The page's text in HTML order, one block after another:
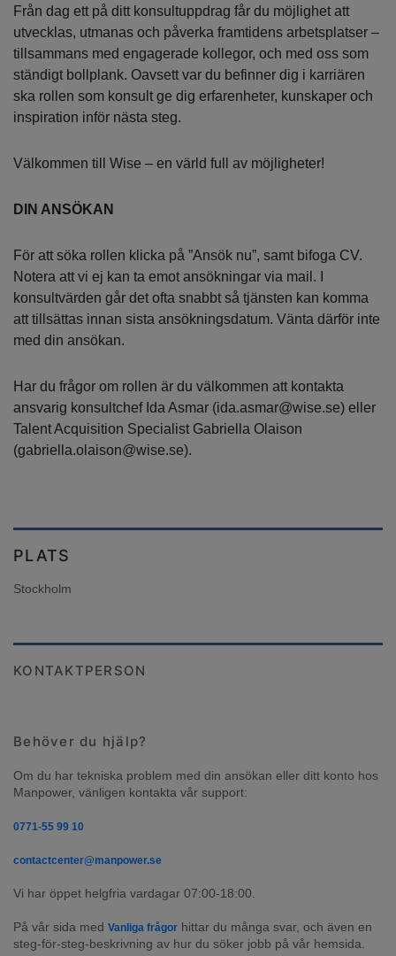
Från dag ett på ditt konsultuppdrag får du möjlighet att
utvecklas, utmanas och påverka framtidens arbetsplatser –
tillsammans med engagerade kollegor, och med oss som
ständigt bollplank. Oavsett var du befinner dig i karriären
ska rollen som konsult ge dig erfarenheter, kunskaper och
inspiration inför nästa steg.
Välkommen till Wise – en värld full av möjligheter!
DIN ANSÖKAN
För att söka rollen klicka på ”Ansök nu”, samt bifoga CV.
Notera att vi ej kan ta emot ansökningar via mail. I
konsultvärden går det ofta snabbt så tjänsten kan komma
att tillsättas innan sista ansökningsdatum. Vänta därför inte
med din ansökan.
Har du frågor om rollen är du välkommen att kontakta
ansvarig konsultchef Ida Asmar (ida.asmar@wise.se) eller
Talent Acquisition Specialist Gabriella Olaison
(gabriella.olaison@wise.se).
PLATS
Stockholm
KONTAKTPERSON
Behöver du hjälp?
Om du har tekniska problem med din ansökan eller ditt konto hos
Manpower, vänligen kontakta vår support:
0771-55 99 10
contactcenter@manpower.se
Vi har öppet helgfria vardagar 07:00-18:00.
På vår sida med Vanliga frågor hittar du många svar, och även en
steg-för-steg-beskrivning av hur du söker jobb på vår hemsida.